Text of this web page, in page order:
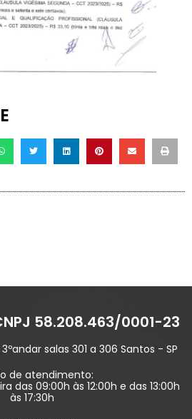
58.208.463/0001-23
salas 301 a 306 Santos - SP
de atendimento:
das 09:00h às 12:00h e das 13:00h
às 17:30h